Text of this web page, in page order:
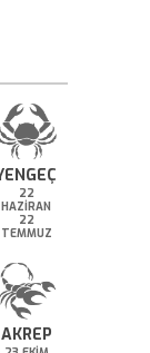
22
HAZİRAN
22
TEMMUZ
AKREP